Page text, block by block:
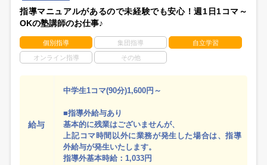
指導マニュアルがあるので未経験でも安心！週1日1コマ～
OKの塾講師のお仕事♪
個別指導 集団指導 自立学習
オンライン指導 その他
給与
中学生1コマ(90分)1,600円～
■指導外給与あり
基本的に残業はございませんが、
上記コマ時間以外に業務が発生した場合は、指導
外給与が発生いたします。
指導外基本時給：1,033円